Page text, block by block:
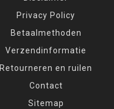
Privacy Policy
Betaalmethoden
Verzendinformatie
Retourneren en ruilen
Contact
Sitemap